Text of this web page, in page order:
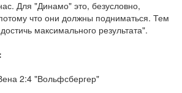
Для "Динамо" это, безусловно,
что они должны подниматься. Тем
максимального результата".
2:4 "Вольфсбергер"